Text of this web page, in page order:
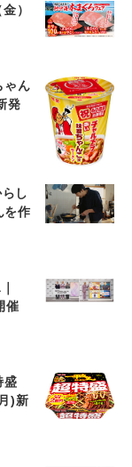
）
ゃん
発
し
を作
催
盛
)新